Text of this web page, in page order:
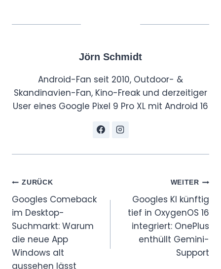
Jörn Schmidt
Android-Fan seit 2010, Outdoor- &
Skandinavien-Fan, Kino-Freak und derzeitiger
User eines Google Pixel 9 Pro XL mit Android 16
Beitragsnavigation
ZURÜCK
Googles Comeback
im Desktop-
Suchmarkt: Warum
die neue App
Windows alt
aussehen lässt
WEITER
Googles KI künftig
tief in OxygenOS 16
integriert: OnePlus
enthüllt Gemini-
Support